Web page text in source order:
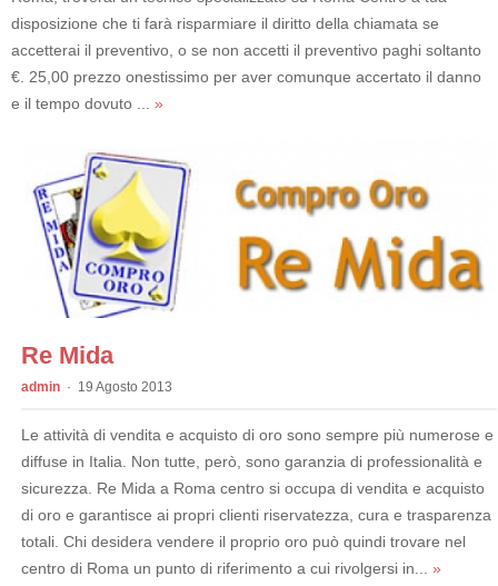
disposizione che ti farà risparmiare il diritto della chiamata se
accetterai il preventivo, o se non accetti il preventivo paghi soltanto
€. 25,00 prezzo onestissimo per aver comunque accertato il danno
e il tempo dovuto ... »
Re Mida
admin 19 Agosto 2013
Le attività di vendita e acquisto di oro sono sempre più numerose e
diffuse in Italia. Non tutte, però, sono garanzia di professionalità e
sicurezza. Re Mida a Roma centro si occupa di vendita e acquisto
di oro e garantisce ai propri clienti riservatezza, cura e trasparenza
totali. Chi desidera vendere il proprio oro può quindi trovare nel
centro di Roma un punto di riferimento a cui rivolgersi in... »